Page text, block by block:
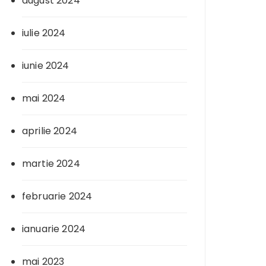
iulie 2024
iunie 2024
mai 2024
aprilie 2024
martie 2024
februarie 2024
ianuarie 2024
mai 2023